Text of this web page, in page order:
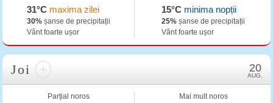
31°Cmaxima zilei
30%șanse de precipitații
Vânt foarte ușor
15°C minima nopții
25% șanse de precipitații
Vânt foarte ușor
Joi + 20
AUG.
Parțial noros Mai mult noros